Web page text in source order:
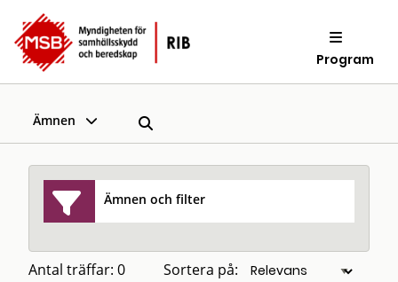
Program
Ämnen
Ämnen och filter
Antal träffar: 0 Sortera på: